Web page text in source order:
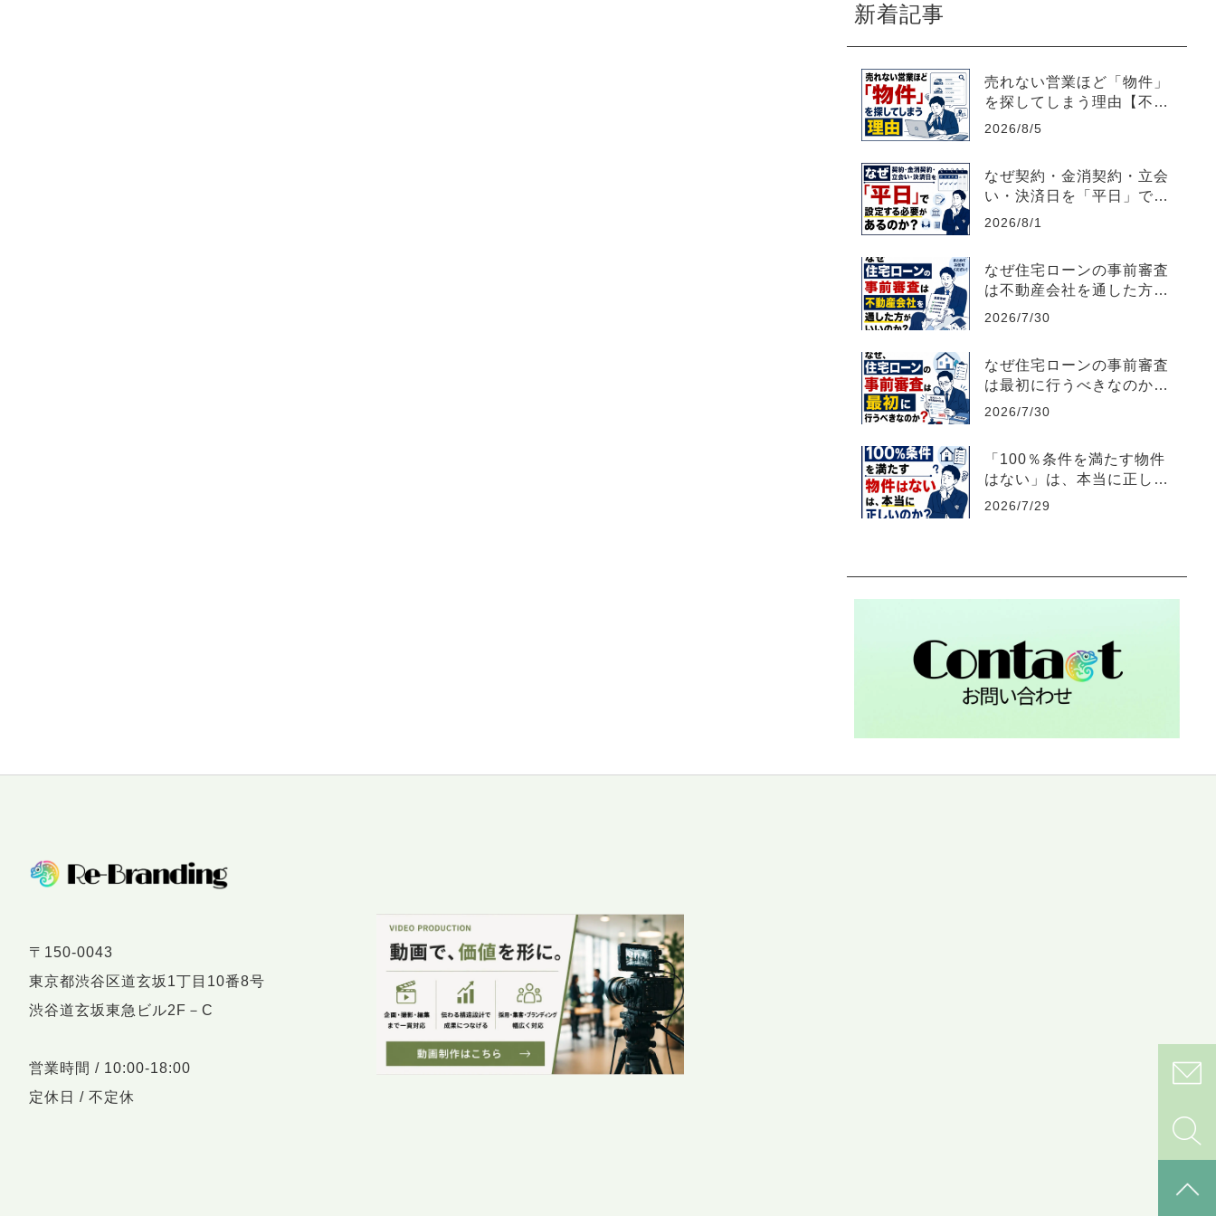
新着記事
売れない営業ほど「物件」
を探してしまう理由【不動
産売買仲介営業】
2026/8/5
なぜ契約・金消契約・立会
い・決済日を「平日」で設
定する必要があるのか？
2026/8/1
なぜ住宅ローンの事前審査
は不動産会社を通した方が
いいのか？【不動産売買仲
2026/7/30
なぜ住宅ローンの事前審査
は最初に行うべきなのか？
【不動産売買仲介営業】
2026/7/30
「100％条件を満たす物件
はない」は、本当に正しい
のか？【不動産売買仲介営
2026/7/29
〒150-0043
東京都渋谷区道玄坂1丁目10番8号
渋谷道玄坂東急ビル2F－C
営業時間 / 10:00-18:00
定休日 / 不定休